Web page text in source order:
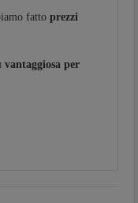
fattoprezzi
per